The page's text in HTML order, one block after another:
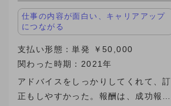
仕事の内容が面白い、キャリアアップ
につながる
支払い形態：単発 ￥50,000
関わった時期：2021年
アドバイスをしっかりしてくれて、訂
正もしやすかった。報酬は、成功報酬